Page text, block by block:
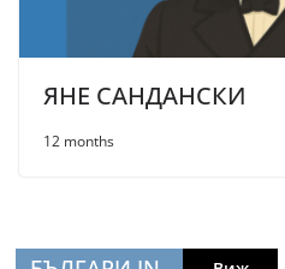
ЯНЕ САНДАНСКИ
12 months